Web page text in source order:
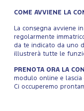
COME AVVIENE LA
La consegna avviene
regolarmente
da te indicato da uno
illustrerà tutte le
PRENOTA ORA LA
modulo online e
Ci occuperemo